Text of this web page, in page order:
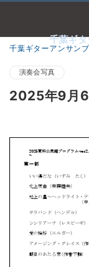
千葉ギ
千葉ギターアンサン
演奏会写真
2025年9月